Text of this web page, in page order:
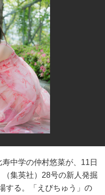
中学の仲村悠菜が、11日
集英社）28号の新人発掘
する。「えびちゅう」の